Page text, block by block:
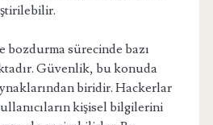
bozdurma sürecinde bazı
Güvenlik, bu konuda
biridir. Hackerlar
kişisel bilgilerini